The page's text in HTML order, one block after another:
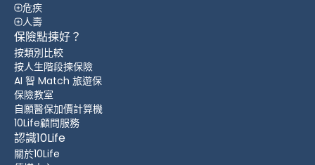
危疾
人壽
保險點揀好？
按類別比較
按人生階段揀保險
AI 智 Match 旅遊保
保險教室
自願醫保加價計算機
10Life顧問服務
認識10Life
關於10Life